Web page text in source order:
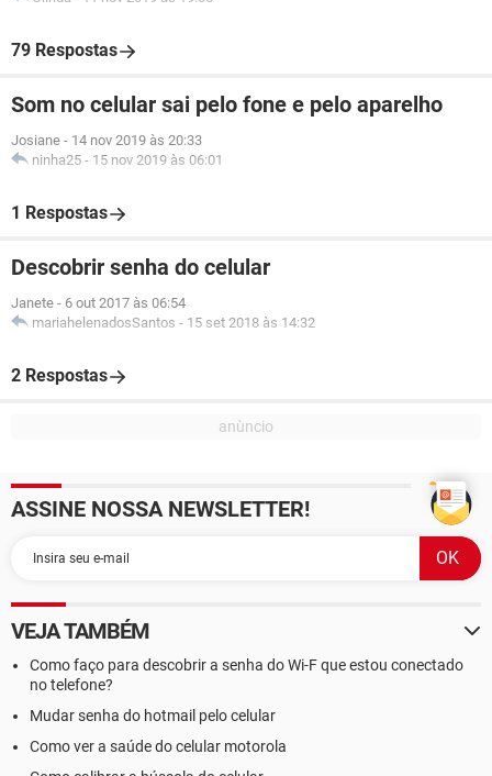
79 Respostas
Som no celular sai pelo fone e pelo aparelho
Josiane - 14 nov 2019 às 20:33
ninha25 - 15 nov 2019 às 06:01
1 Respostas
Descobrir senha do celular
Janete - 6 out 2017 às 06:54
mariahelenadosSantos - 15 set 2018 às 14:32
2 Respostas
ASSINE NOSSA NEWSLETTER!
VEJA TAMBÉM
Como faço para descobrir a senha do Wi-F que estou conectado
no telefone?
Mudar senha do hotmail pelo celular
Como ver a saúde do celular motorola